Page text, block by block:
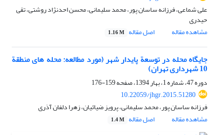
علی شماعی، فرزانه ساسان پور، محمد سلیمانی، محسن احدنژاد روشتی، تقی
حیدری
مشاهده مقاله
اصل مقاله 1.16 M
جایگاه محله در توسعة پایدار شهر (مورد مطالعه: محله های منطقة
10 شهرداری تهران)
دوره 47، شماره 1، بهار 1394، صفحه
159-176
10.22059/jhgr.2015.51280
فرزانه ساسان پور، محمد سلیمانی، پرویز ضیائیان، زهرا دلفان آذری
مشاهده مقاله
اصل مقاله 1.4 M